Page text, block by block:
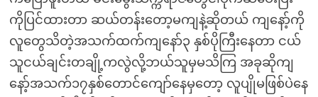
ကိုပြင်ထားတာ ဆယ်တန်းတော့မကျနဲ့ဆိုတယ် ကျနော့်ကို
လူတွေသိတဲ့အသက်ထက်ကျနော်၃ နှစ်ပိုကြီးနေတာ ငယ်
သူငယ်ချင်းတချို့ကလွဲလို့ဘယ်သူမှမသိကြ အခုဆိုကျ
နော့်အသက်၁၇နှစ်တောင်ကျော်နေမှတော့ လူပျိုမဖြစ်ပဲနေ